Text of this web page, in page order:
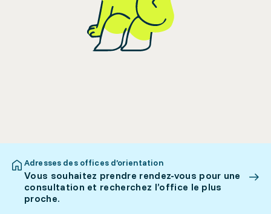
Adresses des offices d’orientation
Vous souhaitez prendre rendez-vous pour une
consultation et recherchez l’office le plus
proche.